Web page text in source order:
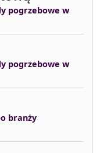
pogrzebowe w
pogrzebowe w
branży